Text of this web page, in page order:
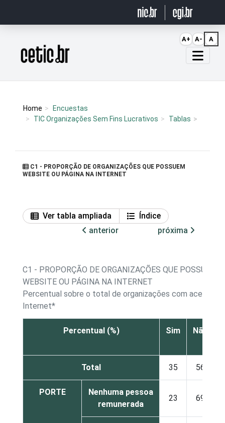
Página inicial
Home
Encuestas
TIC Organizações Sem Fins Lucrativos
Tablas
C1 - PROPORÇÃO DE ORGANIZAÇÕES QUE POSSUEM
WEBSITE OU PÁGINA NA INTERNET
Ver tabla ampliada
Índice
anterior
próxima
C1 - PROPORÇÃO DE ORGANIZAÇÕES QUE POSSUEM
WEBSITE OU PÁGINA NA INTERNET
Percentual sobre o total de organizações com acesso à
Internet*
Percentual (%) Sim Não
Total 35 56
PORTE
Nenhuma pessoa
remunerada
23 69
A+ A- A